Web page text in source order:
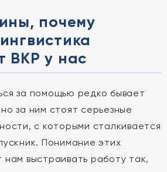
почему
ВКР у нас
за помощью редко бывает
за ним стоят серьезные
с которыми сталкивается
Понимание этих
выстраивать работу так,